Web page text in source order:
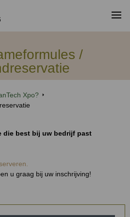
/
Xpo?
die best bij uw bedrijf past
u graag bij uw inschrijving!